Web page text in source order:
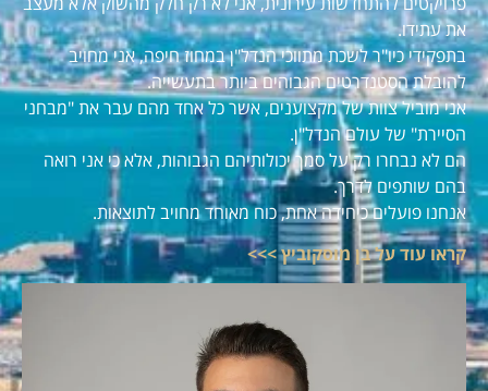
את עתידו.
בתפקידי כיו"ר לשכת מתווכי הנדל"ן במחוז חיפה, אני מחויב
להובלת הסטנדרטים הגבוהים ביותר בתעשייה.
אני מוביל צוות של מקצוענים, אשר כל אחד מהם עבר את "מבחני
הסיירת" של עולם הנדל"ן.
הם לא נבחרו רק על סמך יכולותיהם הגבוהות, אלא כי אני רואה
בהם שותפים לדרך.
אנחנו פועלים כיחידה אחת, כוח מאוחד מחויב לתוצאות.
קראו עוד על בן מוסקוביץ >>>